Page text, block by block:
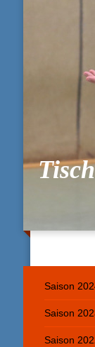
Saison
Saison
Saison